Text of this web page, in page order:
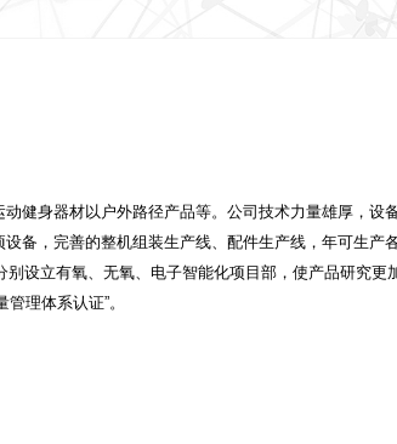
健身器材以户外路径产品等。公司技术力量雄厚，设
备，完善的整机组装生产线、配件生产线，年可生产
立有氧、无氧、电子智能化项目部，使产品研究更
理体系认证”。